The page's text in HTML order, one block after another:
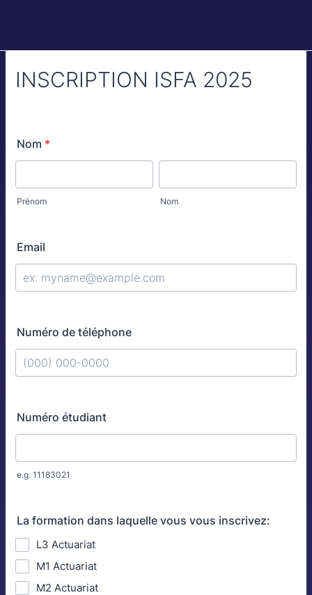
INSCRIPTION ISFA 2025
Nom *
Prénom Nom
Email
Numéro de téléphone
Numéro étudiant
e.g. 11183021
La formation dans laquelle vous vous inscrivez:
L3 Actuariat
M1 Actuariat
M2 Actuariat